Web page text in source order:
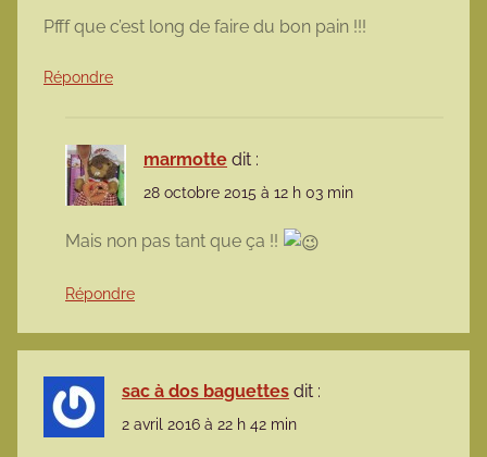
Pfff que c’est long de faire du bon pain !!!
Répondre
marmotte dit :
28 octobre 2015 à 12 h 03 min
Mais non pas tant que ça !!
Répondre
sac à dos baguettes dit :
2 avril 2016 à 22 h 42 min